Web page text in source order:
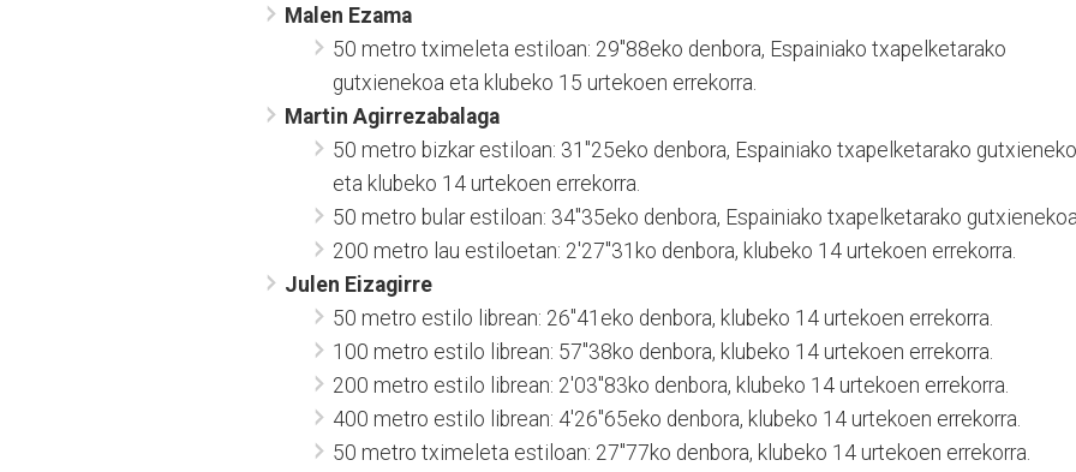
Malen Ezama
50 metro tximeleta estiloan: 29"88eko denbora, Espainiako txapelketarako
gutxienekoa eta klubeko 15 urtekoen errekorra.
Martin Agirrezabalaga
50 metro bizkar estiloan: 31"25eko denbora, Espainiako txapelketarako
eta klubeko 14 urtekoen errekorra.
50 metro bular estiloan: 34"35eko denbora, Espainiako txapelketarako
200 metro lau estiloetan: 2'27"31ko denbora, klubeko 14 urtekoen errekorra.
Julen Eizagirre
50 metro estilo librean: 26"41eko denbora, klubeko 14 urtekoen errekorra.
100 metro estilo librean: 57"38ko denbora, klubeko 14 urtekoen errekorra.
200 metro estilo librean: 2'03"83ko denbora, klubeko 14 urtekoen errekorra.
400 metro estilo librean: 4'26"65eko denbora, klubeko 14 urtekoen errekorra.
50 metro tximeleta estiloan: 27"77ko denbora, klubeko 14 urtekoen errekorra.